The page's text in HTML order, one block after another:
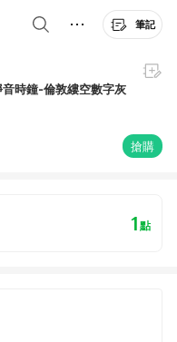
筆記
時鐘-倫敦縷空數字灰
搶購
1點